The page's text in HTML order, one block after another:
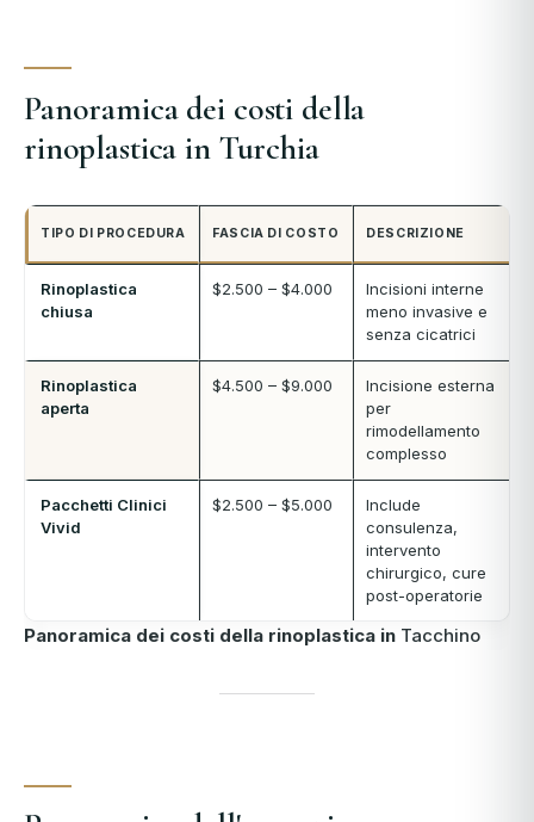
Panoramica dei costi della
rinoplastica in Turchia
TIPO DI PROCEDURA FASCIA DI COSTO DESCRIZIONE
Rinoplastica
chiusa
$2.500 – $4.000
Incisioni interne
meno invasive e
senza cicatrici
Rinoplastica
aperta
$4.500 – $9.000
Incisione esterna
per
rimodellamento
complesso
Pacchetti Clinici
Vivid
$2.500 – $5.000
Include
consulenza,
intervento
chirurgico, cure
post-operatorie
Panoramica dei costi della rinoplastica in Tacchino